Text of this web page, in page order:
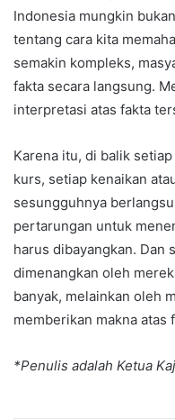
Indonesia mungkin
tentang cara kita
semakin kompleks,
fakta secara langsung.
interpretasi atas fakta
Karena itu, di balik
kurs, setiap kenaikan
sesungguhnya
pertarungan untuk
harus dibayangkan. Dan
dimenangkan oleh
banyak, melainkan oleh
memberikan makna atas
*Penulis adalah Ketua